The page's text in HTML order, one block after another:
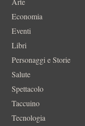
Economia
Eventi
Libri
Personaggi e Storie
Salute
Spettacolo
Taccuino
Tecnologia